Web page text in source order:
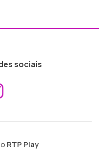
sociais
ao
RTP Play